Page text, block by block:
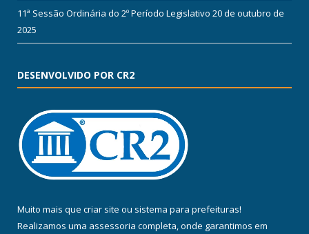
11ª Sessão Ordinária do 2º Período Legislativo 20 de outubro de
2025
DESENVOLVIDO POR CR2
Muito mais que criar site ou sistema para prefeituras!
Realizamos uma assessoria completa, onde garantimos em